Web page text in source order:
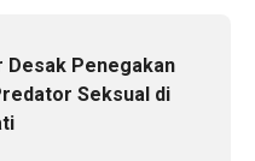
Desak Penegakan
Seksual di